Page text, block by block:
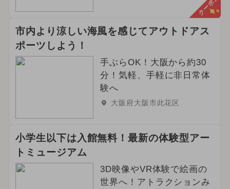
クーポン
市内より涼しい海風を感じてアウトドアス
ポーツしよう！
手ぶらOK！大阪から約30
分！気軽、手軽に非日常体
験へ
大阪府大阪市此花区
小学生以下は入館無料！最新の体験型アー
トミュージアム
3D映像やVR体験で絵画の
世界へ！アトラクションみ